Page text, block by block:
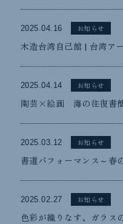
2025.04.16 お知らせ
2025.04.14 お知らせ
陶芸×絵画 海の往復書
2025.03.12 お知らせ
書道パフォーマンス～
2025.02.27 お知らせ